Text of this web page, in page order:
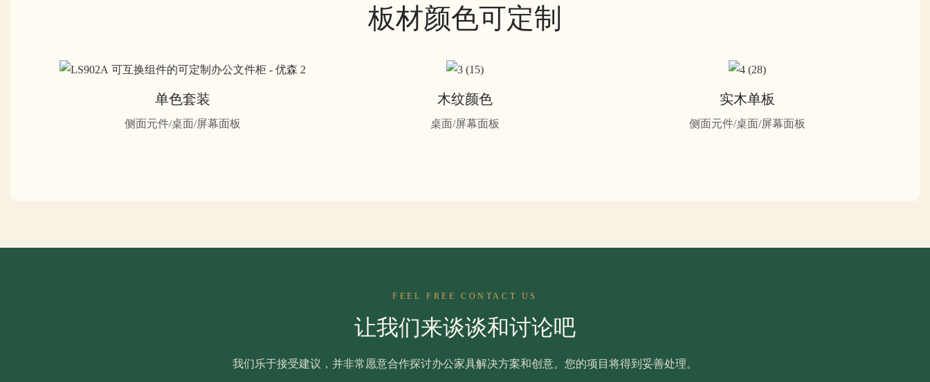
板材颜色可定制
单色套装
侧面元件/桌面/屏幕面板
木纹颜色
桌面/屏幕面板
实木单板
侧面元件/桌面/屏幕面板
FEEL FREE CONTACT US
让我们来谈谈和讨论吧
我们乐于接受建议，并非常愿意合作探讨办公家具解决方案和创意。您的项目将得到妥善处理。